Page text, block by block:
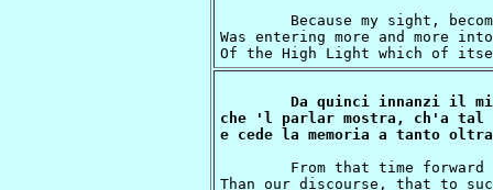
Was entering more and more
Da quinci innanzi il
che 'l parlar mostra, ch'a tal
Than our discourse, that to